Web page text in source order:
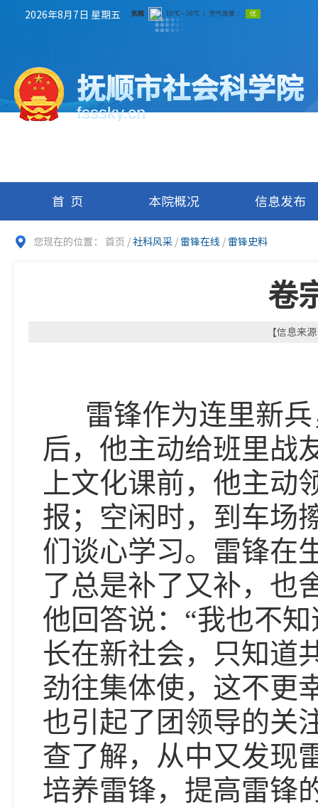
2026年8月7日 星期五
抚顺市社会科学院
fsssky.cn
首页 本院概况 信息发布
您现在的位置： 首页 /社科风采 / 雷锋在线 / 雷锋史料
卷
【信息来
雷锋作为连里新兵
后，他主动给班里战
上文化课前，他主动
报；空闲时，到车场
们谈心学习。雷锋在
了总是补了又补，也
他回答说：“我也不
长在新社会，只知道
劲往集体使，这不更
也引起了团领导的关
查了解，从中又发现
培养雷锋，提高雷锋